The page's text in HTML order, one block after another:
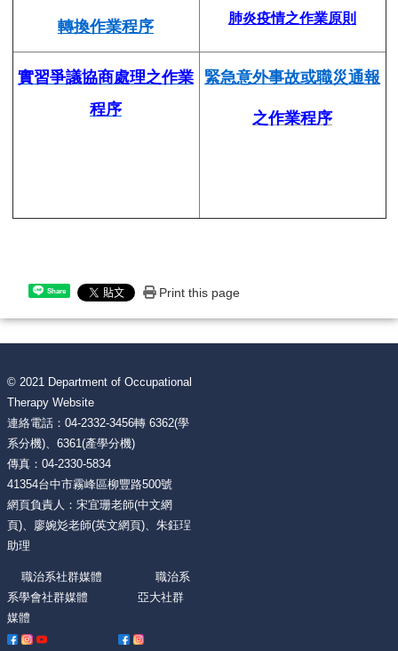
轉換作業程序 肺炎疫情之作業原則
實習爭議協商處理之作業
程序
緊急意外事故或職災通報
之作業程序
Share Print this page
© 2021 Department of Occupational
Therapy Website
連絡電話：04-2332-3456轉 6362(學
系分機)、6361(產學分機)
傳真：04-2330-5834
41354台中市霧峰區柳豐路500號
網頁負責人：宋宜珊老師(中文網
頁)、廖婉彣老師(英文網頁)、朱鈺珵
助理
職治系社群媒體 職治系
系學會社群媒體 亞大社群
媒體